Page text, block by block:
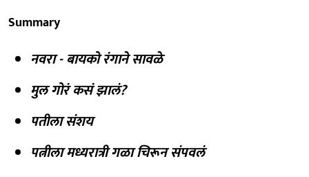
Summary
नवरा - बायको रंगाने सावळे
मुल गोरं कसं झालं?
पतीला संशय
पत्नीला मध्यरात्री गळा चिरून संपवलं